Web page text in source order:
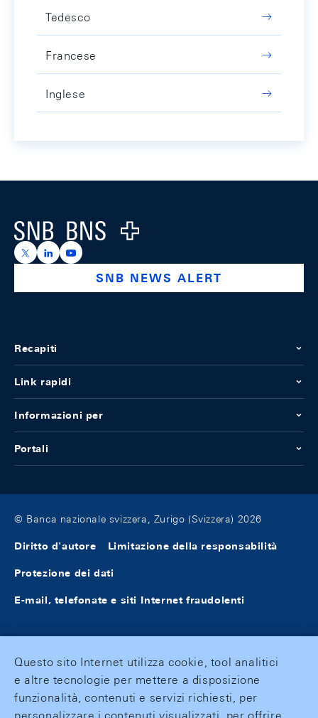
Tedesco
Francese
Inglese
Logo
https://x.com/snb_bns
https://ch.linkedin.com/company/swiss-national-
https://www.youtube.com/@swissnationalbank
SNB NEWS ALERT
Recapiti
Link rapidi
Informazioni per
Portali
© Banca nazionale svizzera, Zurigo (Svizzera) 2026
Diritto d'autore Limitazione della responsabilità
Protezione dei dati
E-mail, telefonate e siti Internet fraudolenti
Questo sito Internet utilizza cookie, tool analitici
e altre tecnologie per mettere a disposizione
funzionalità, contenuti e servizi richiesti, per